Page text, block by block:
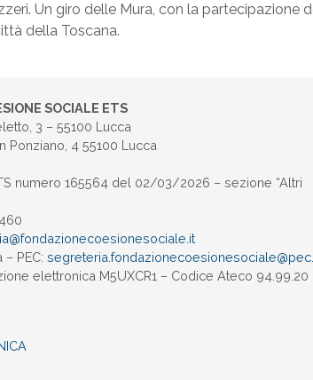
Un giro delle Mura, con la
della Toscana.
SOCIALE ETS
3 – 55100 Lucca
Ponziano, 4 55100 Lucca
numero 165564 del 02/03/2026 – sezione “Altri
fondazionecoesionesociale.it
PEC: segreteria. fondazionecoesionesociale@pec.
elettronica M5UXCR1 – Codice Ateco 94.99.20